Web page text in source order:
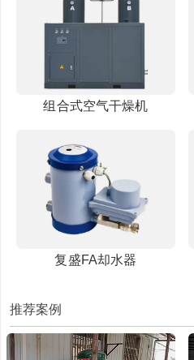
组合式空气干燥机
复盛FA却水器
推荐案例